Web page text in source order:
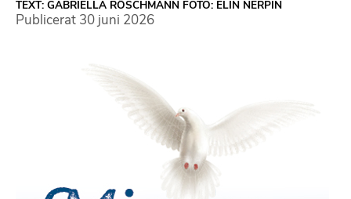
TEXT: GABRIELLA RÖSCHMANN FOTO: ELIN NERPIN
Publicerat 30 juni 2026